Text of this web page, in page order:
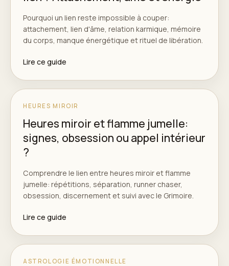
Pourquoi un lien reste impossible à couper:
attachement, lien d'âme, relation karmique, mémoire
du corps, manque énergétique et rituel de libération.
Lire ce guide
HEURES MIROIR
Heures miroir et flamme jumelle:
signes, obsession ou appel intérieur
?
Comprendre le lien entre heures miroir et flamme
jumelle: répétitions, séparation, runner chaser,
obsession, discernement et suivi avec le Grimoire.
Lire ce guide
ASTROLOGIE ÉMOTIONNELLE